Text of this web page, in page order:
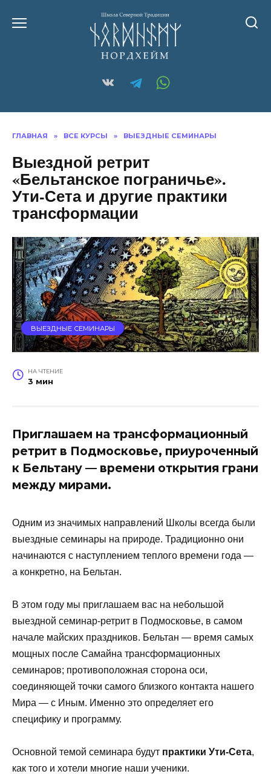
ГЛАВНАЯ » ВСЕ КУРСЫ » ВЫЕЗДНЫЕ СЕМИНАРЫ
Выездной ретрит
«Бельтанское пограничье».
Ути-Сета и другие практики
трансформации
ВЫЕЗДНЫЕ СЕМИНАРЫ
НА ЧТЕНИЕ
3 мин
Приглашаем на трансформационный
ретрит в Подмосковье, приуроченный
к Бельтану — времени открытия грани
между мирами.
Одним из значимых направлений Школы всегда были
выездные семинары на природе. Традиционно они
начинаются с наступлением теплого времени года —
а конкретно, на Бельтан.
В этом году мы приглашаем вас на небольшой
выездной семинар-ретрит в Подмосковье, в самом
начале майских праздников. Бельтан — время самых
мощных после Самайна трансформационных
семинаров; противоположная сторона оси,
соединяющей точки самого близкого контакта нашего
Мира — с Иным. Именно это определяет его
специфику и программу.
Основной темой семинара будут практики Ути-Сета,
как того и хотели многие наши ученики.